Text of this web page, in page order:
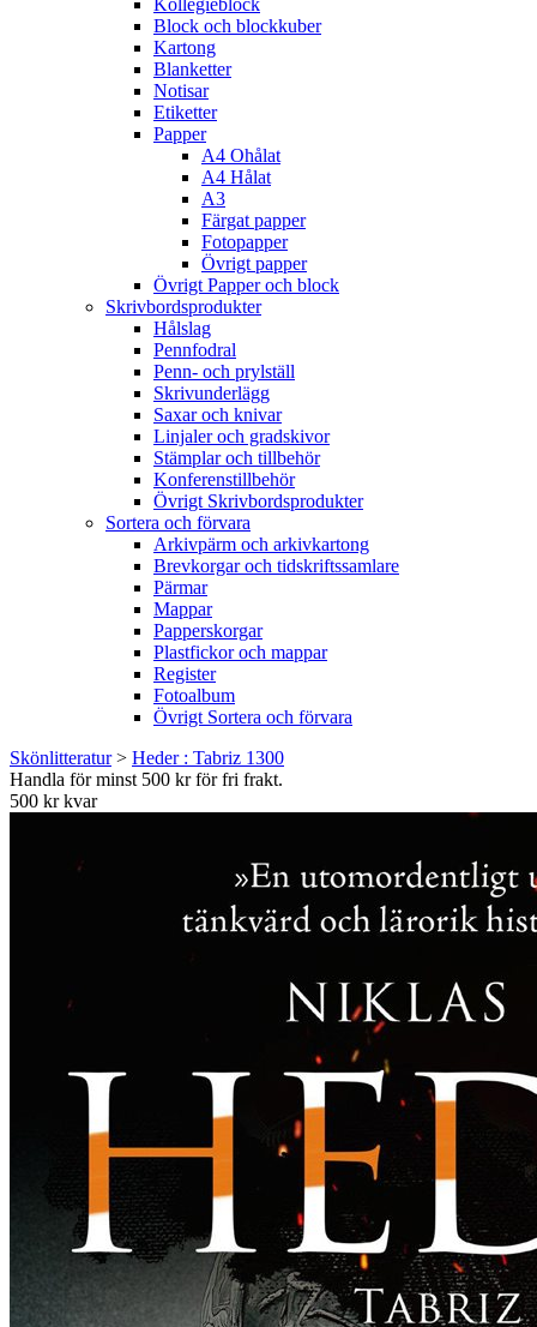
Kollegieblock
Block och blockkuber
Kartong
Blanketter
Notisar
Etiketter
Papper
A4 Ohålat
A4 Hålat
A3
Färgat papper
Fotopapper
Övrigt papper
Övrigt Papper och block
Skrivbordsprodukter
Hålslag
Pennfodral
Penn- och prylställ
Skrivunderlägg
Saxar och knivar
Linjaler och gradskivor
Stämplar och tillbehör
Konferenstillbehör
Övrigt Skrivbordsprodukter
Sortera och förvara
Arkivpärm och arkivkartong
Brevkorgar och tidskriftssamlare
Pärmar
Mappar
Papperskorgar
Plastfickor och mappar
Register
Fotoalbum
Övrigt Sortera och förvara
Skönlitteratur> Heder : Tabriz 1300
Handla för minst 500 kr för fri frakt.
500 kr kvar